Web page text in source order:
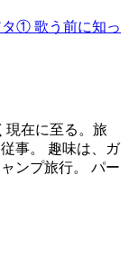
タ① 歌う前に知っ
現在に至る。旅
事。 趣味は、ガ
ンプ旅行。 パー